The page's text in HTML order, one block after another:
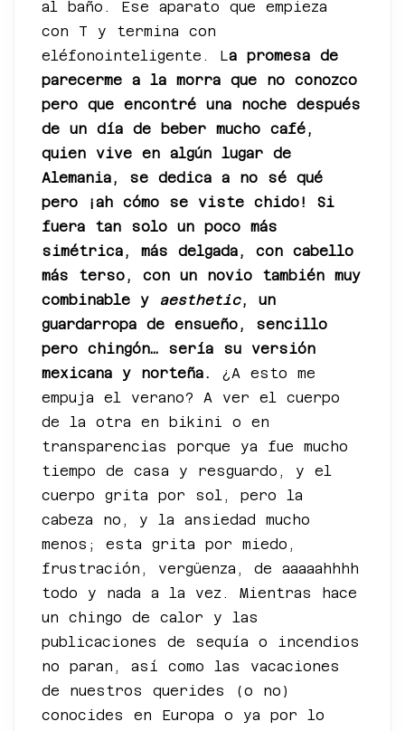
al baño. Ese aparato que empieza
con T y termina con
eléfonointeligente. La promesa de
parecerme a la morra que no conozco
pero que encontré una noche después
de un día de beber mucho café,
quien vive en algún lugar de
Alemania, se dedica a no sé qué
pero ¡ah cómo se viste chido! Si
fuera tan solo un poco más
simétrica, más delgada, con cabello
más terso, con un novio también muy
combinable y aesthetic, un
guardarropa de ensueño, sencillo
pero chingón… sería su versión
mexicana y norteña.
¿A esto me
empuja el verano? A ver el cuerpo
de la otra en bikini o en
transparencias porque ya fue mucho
tiempo de casa y resguardo, y el
cuerpo grita por sol, pero la
cabeza no, y la ansiedad mucho
menos; esta grita por miedo,
frustración, vergüenza, de aaaaahhhh
todo y nada a la vez. Mientras hace
un chingo de calor y las
publicaciones de sequía o incendios
no paran, así como las vacaciones
de nuestros querides (o no)
conocides en Europa o ya por lo